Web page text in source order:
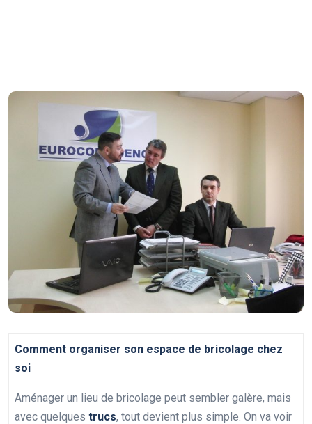
Comment organiser son espace de bricolage chez
soi
Aménager un lieu de bricolage peut sembler galère, mais
avec quelques trucs, tout devient plus simple. On va voir